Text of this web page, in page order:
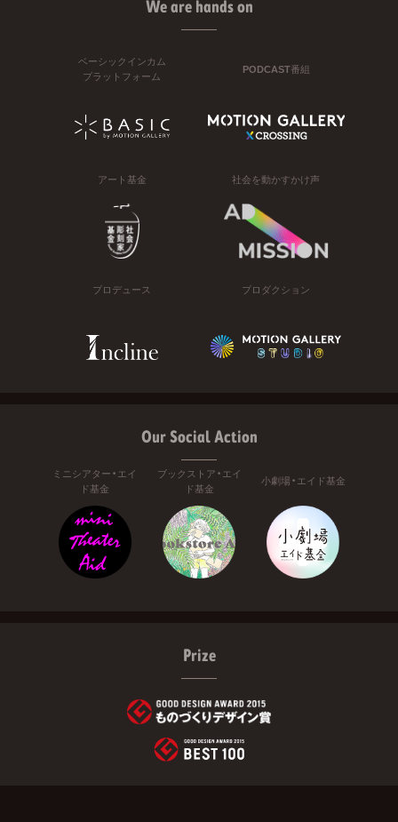
We are hands on
ベーシックインカム
プラットフォーム
PODCAST番組
アート基金 社会を動かすかけ声
プロデュース プロダクション
Our Social Action
ミニシアター・エイ
ド基金
ブックストア・エイ
ド基金
小劇場・エイド基金
Prize